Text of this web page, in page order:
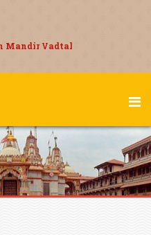
Mandir Vadtal